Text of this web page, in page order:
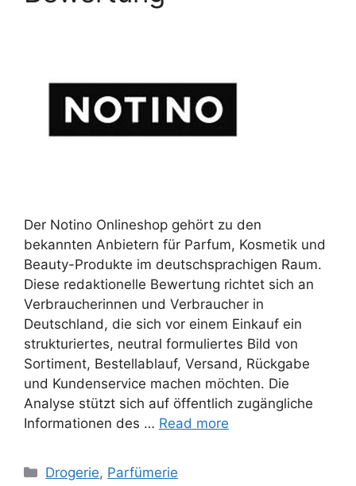
Der Notino Onlineshop gehört zu den
bekannten Anbietern für Parfum, Kosmetik und
Beauty-Produkte im deutschsprachigen Raum.
Diese redaktionelle Bewertung richtet sich an
Verbraucherinnen und Verbraucher in
Deutschland, die sich vor einem Einkauf ein
strukturiertes, neutral formuliertes Bild von
Sortiment, Bestellablauf, Versand, Rückgabe
und Kundenservice machen möchten. Die
Analyse stützt sich auf öffentlich zugängliche
Informationen des … Read more
Categories
Drogerie, Parfümerie